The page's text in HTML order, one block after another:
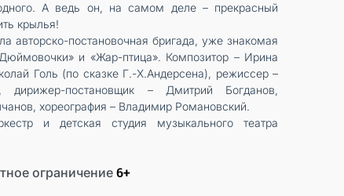
А ведь он, на самом деле – прекрасный
крылья!
авторско-постановочная бригада, уже знакомая
и «Жар-птица». Композитор – Ирина
Голь (по сказке Г.-Х.Андерсена), режиссер –
постановщик – Дмитрий Богданов,
хореография – Владимир Романовский.
и детская студия музыкального театра
ограничение 6+